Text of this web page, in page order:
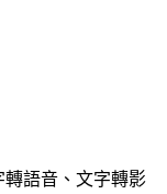
語音、文字轉影